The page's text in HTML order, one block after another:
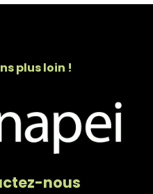
plus loin !
nous